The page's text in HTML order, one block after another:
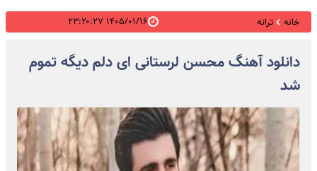
خانه ترانه ۱۴۰۵/۰۱/۱۶ ۲۳:۲۰:۲۷
دانلود آهنگ محسن لرستانی ای دلم دیگه تموم
شد